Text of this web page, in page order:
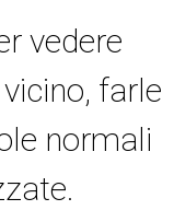
vedere
farle
normali